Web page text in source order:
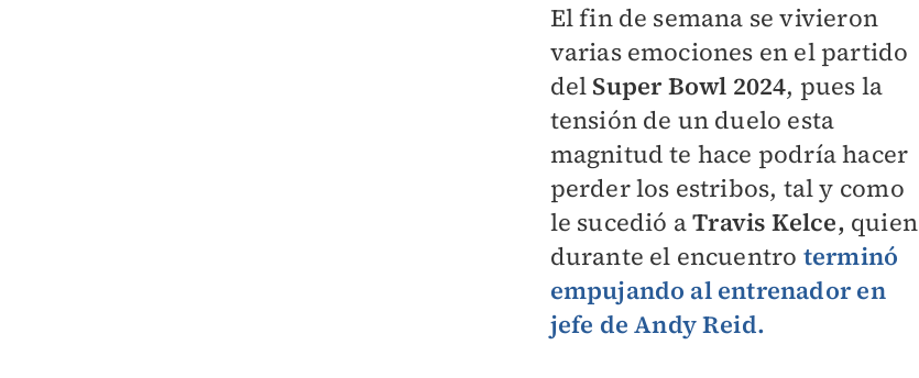
El fin de semana se vivieron
varias emociones en el partido
del Super Bowl 2024, pues la
tensión de un duelo esta
magnitud te hace podría hacer
perder los estribos, tal y como
le sucedió aTravis Kelce, quien
durante el encuentro terminó
empujando al entrenador en
jefe de Andy Reid.